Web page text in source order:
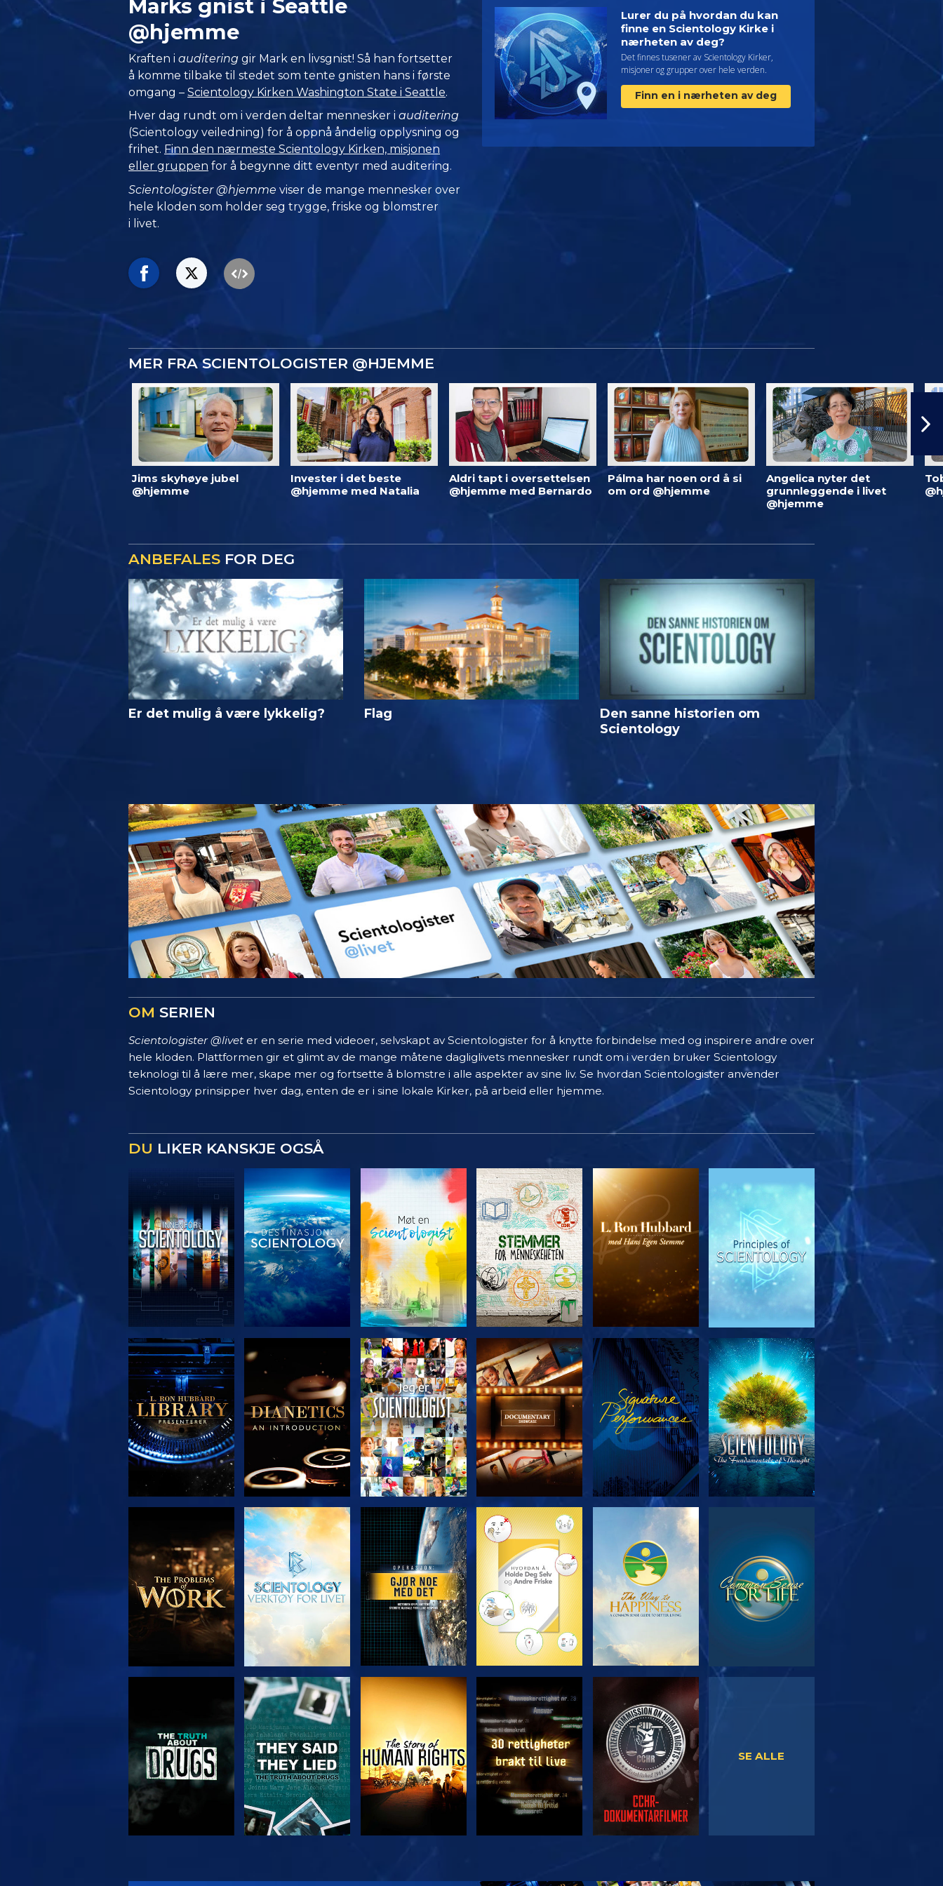
Marks gnist i Seattle
@hjemme
Kraften iauditering gir Mark en livsgnist! Så han fortsetter
å komme tilbake til stedet som tente gnisten hans i første
omgang –Scientology Kirken Washington State i Seattle.
Hver dag rundt om i verden deltar mennesker iauditering
(Scientology veiledning) for å oppnå åndelig opplysning og
frihet. Finn den nærmeste Scientology Kirken, misjonen
eller gruppen for å begynne ditt eventyr med auditering.
Scientologister @hjemme viser de mange mennesker over
hele kloden som holder seg trygge, friske og blomstrer
i livet.
Lurer du på hvordan du kan
finne en Scientology Kirke i
nærheten av deg?
Det finnes tusener av Scientology Kirker,
misjoner og grupper over hele verden.
Finn en i nærheten av deg
MER FRA SCIENTOLOGISTER @HJEMME
Jims skyhøye jubel
@hjemme
Invester i det beste
@hjemme med Natalia
Aldri tapt i oversettelsen
@hjemme med Bernardo
Pálma har noen ord å si
om ord @hjemme
Angelica nyter det
grunnleggende i livet
@hjemme
ANBEFALES FOR DEG
Er det mulig å være lykkelig? Flag
Den sanne historien om
Scientology
OM SERIEN
Scientologister @livet er en serie med videoer, selvskapt av Scientologister for å knytte forbindelse med og inspirere andre over
hele kloden. Plattformen gir et glimt av de mange måtene dagliglivets mennesker rundt om i verden bruker Scientology
teknologi til å lære mer, skape mer og fortsette å blomstre i alle aspekter av sine liv. Se hvordan Scientologister anvender
Scientology prinsipper hver dag, enten de er i sine lokale Kirker, på arbeid eller hjemme.
DU LIKER KANSKJE OGSÅ
UTFORSK SERIEN UTFORSK SERIEN UTFORSK SERIEN UTFORSK SERIEN UTFORSK SERIEN SE
UTFORSK SERIEN SE UTFORSK SERIEN UTFORSK SERIEN UTFORSK SERIEN
SE SE SE
SE ALLE